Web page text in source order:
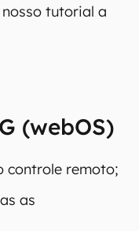
tutorial a
(webOS)
controle remoto;
as